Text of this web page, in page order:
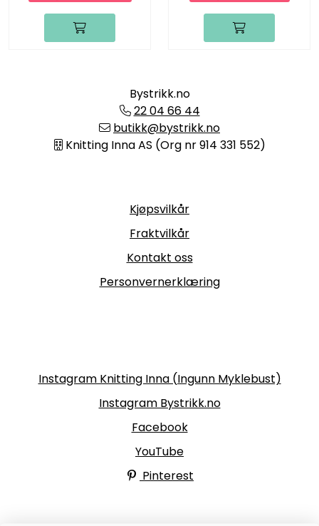
Bystrikk.no
22 04 66 44
butikk@bystrikk.no
Knitting Inna AS (Org nr 914 331 552)
Kjøpsvilkår
Fraktvilkår
Kontakt oss
Personvernerklæring
Instagram Knitting Inna (Ingunn Myklebust)
Instagram Bystrikk.no
Facebook
YouTube
Pinterest